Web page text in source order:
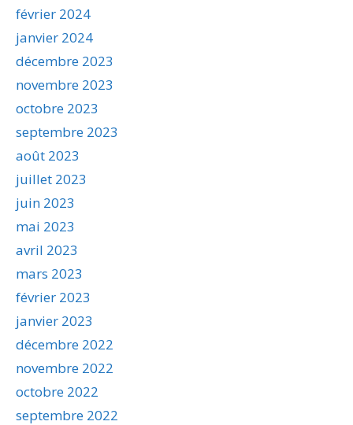
février 2024
janvier 2024
décembre 2023
novembre 2023
octobre 2023
septembre 2023
août 2023
juillet 2023
juin 2023
mai 2023
avril 2023
mars 2023
février 2023
janvier 2023
décembre 2022
novembre 2022
octobre 2022
septembre 2022